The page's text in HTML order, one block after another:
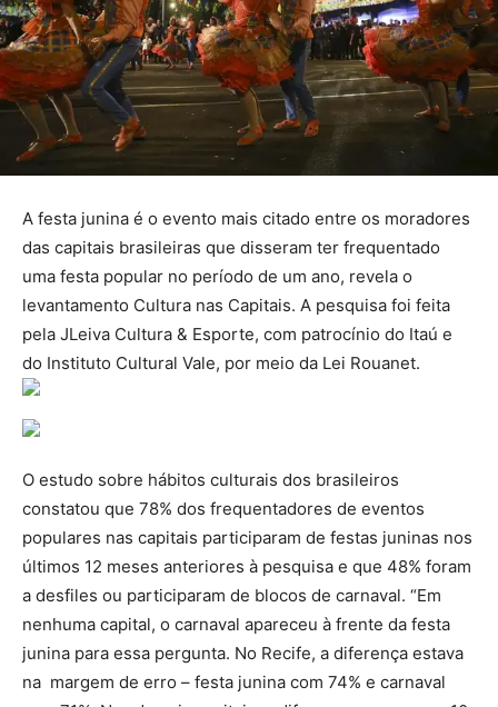
A festa junina é o evento mais citado entre os moradores
das capitais brasileiras que disseram ter frequentado
uma festa popular no período de um ano, revela o
levantamento Cultura nas Capitais. A pesquisa foi feita
pela JLeiva Cultura & Esporte, com patrocínio do Itaú e
do Instituto Cultural Vale, por meio da Lei Rouanet.
O estudo sobre hábitos culturais dos brasileiros
constatou que 78% dos frequentadores de eventos
populares nas capitais participaram de festas juninas nos
últimos 12 meses anteriores à pesquisa e que 48% foram
a desfiles ou participaram de blocos de carnaval. “Em
nenhuma capital, o carnaval apareceu à frente da festa
junina para essa pergunta. No Recife, a diferença estava
na margem de erro – festa junina com 74% e carnaval